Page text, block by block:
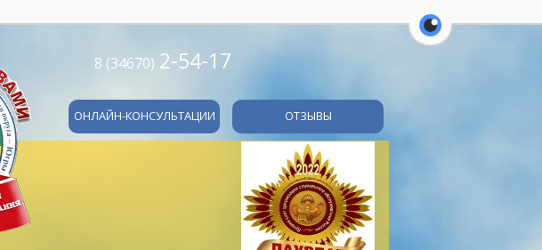
перейти на
8 (34670) 2-54-17
ОНЛАЙН-КОНСУЛЬТАЦИИ ОТЗЫВЫ